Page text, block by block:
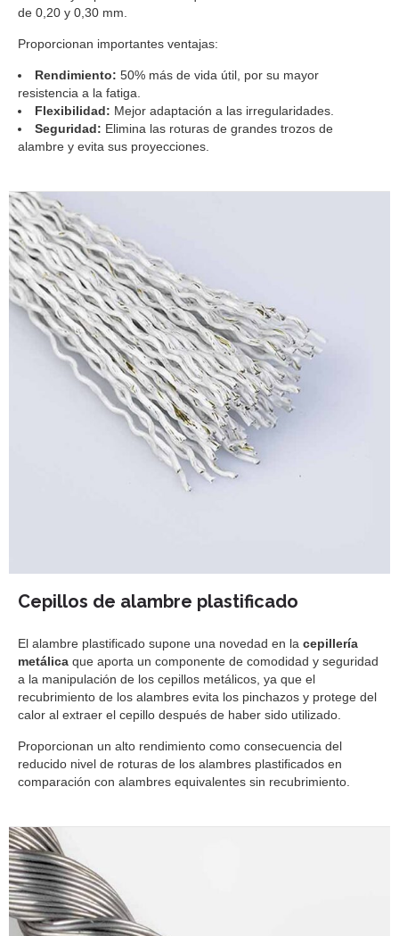
de 0,20 y 0,30 mm.
Proporcionan importantes ventajas:
Rendimiento: 50% más de vida útil, por su mayor
resistencia a la fatiga.
Flexibilidad: Mejor adaptación a las irregularidades.
Seguridad: Elimina las roturas de grandes trozos de
alambre y evita sus proyecciones.
Cepillos de alambre plastificado
El alambre plastificado supone una novedad en la cepillería
metálica que aporta un componente de comodidad y seguridad
a la manipulación de los cepillos metálicos, ya que el
recubrimiento de los alambres evita los pinchazos y protege del
calor al extraer el cepillo después de haber sido utilizado.
Proporcionan un alto rendimiento como consecuencia del
reducido nivel de roturas de los alambres plastificados en
comparación con alambres equivalentes sin recubrimiento.